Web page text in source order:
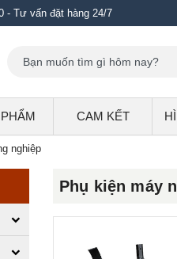
- Tư vấn đặt hàng 24/7
CAM KẾT
nghiệp
Phụ kiện máy